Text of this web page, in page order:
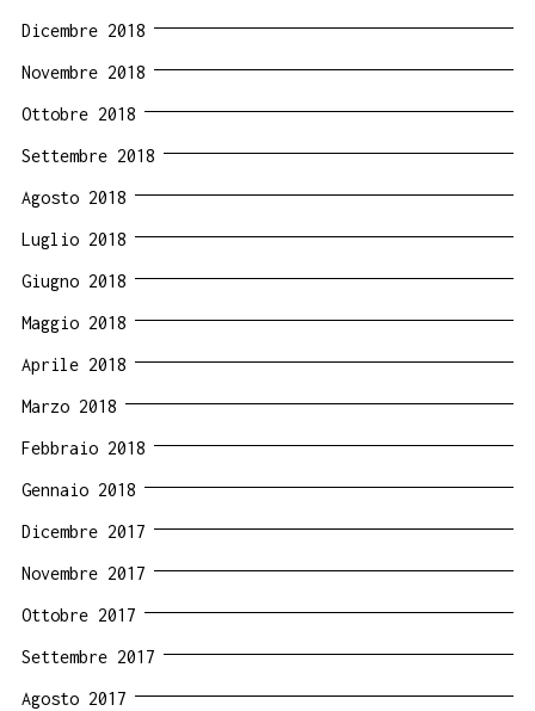
Dicembre 2018
Novembre 2018
Ottobre 2018
Settembre 2018
Agosto 2018
Luglio 2018
Giugno 2018
Maggio 2018
Aprile 2018
Marzo 2018
Febbraio 2018
Gennaio 2018
Dicembre 2017
Novembre 2017
Ottobre 2017
Settembre 2017
Agosto 2017